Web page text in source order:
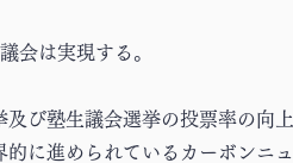
会は実現する。
び塾生議会選挙の投票率の向
に進められているカーボンニ